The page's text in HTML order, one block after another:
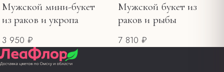
НЕТ В НАЛИЧИИ
Мужской мини-букет
из раков и укропа
3 950 ₽
НЕТ В НАЛИЧИИ
Мужской букет из
раков и рыбы
7 810 ₽